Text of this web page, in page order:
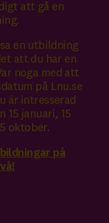
att gå en
en utbildning
att du har en
noga med att
på Lnu.se
är intresserad
15 januari, 15
oktober.
på